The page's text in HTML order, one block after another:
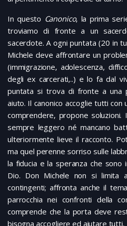
In questo Canonico, la prima
troviamo di fronte a un
sacerdote. A ogni puntata (20 in
Michele deve affrontare un
(immigrazione, adolescenza,
degli ex carcerati,..) e lo fa dal
puntata si trova di fronte a una
aiuto. Il canonico accoglie tutti con
comprendere, propone
sempre leggero né mancano
ulteriormente lieve il racconto.
ma quel perenne sorriso sulle
la fiducia e la speranza che sono
Dio. Don Michele non si limita
contingenti; affronta anche il
parrocchia nei confronti della
comprende che la porta deve
bisogna accogliere ed aiutare tutti.